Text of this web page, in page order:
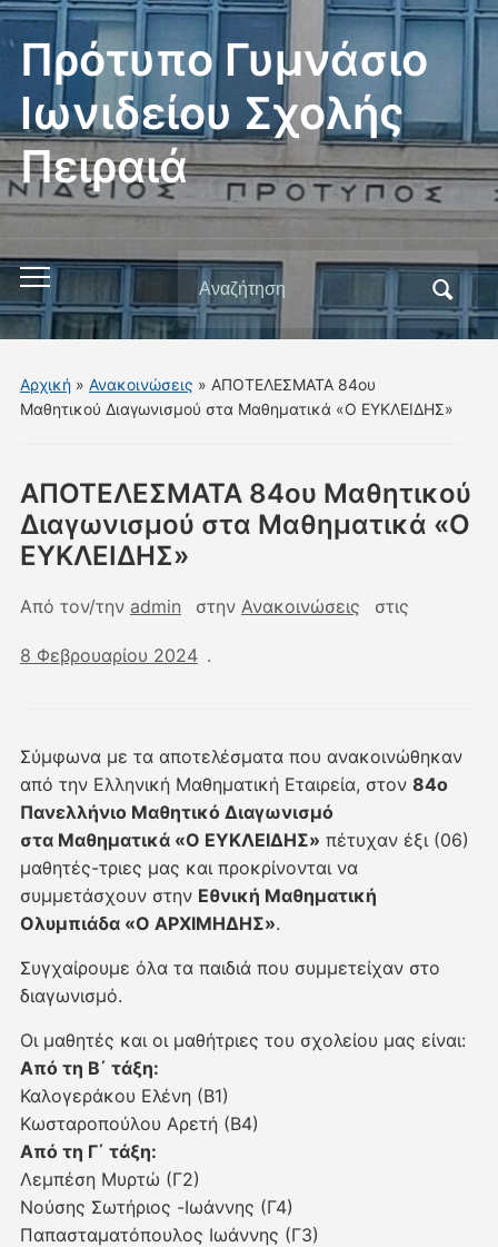
Πρότυπο Γυμνάσιο
Ιωνιδείου Σχολής
Πειραιά
Εναλλαγή
του
μενού
για
κινητά
Αναζήτηση
για:
Αρχική» Ανακοινώσεις » ΑΠΟΤΕΛΕΣΜΑΤΑ 84ου
Μαθητικού Διαγωνισμού στα Μαθηματικά «Ο ΕΥΚΛΕΙΔΗΣ»
ΑΠΟΤΕΛΕΣΜΑΤΑ 84ου Μαθητικού
Διαγωνισμού στα Μαθηματικά «Ο
ΕΥΚΛΕΙΔΗΣ»
Από τον/την admin στην Ανακοινώσεις στις
8 Φεβρουαρίου 2024 .
Σύμφωνα με τα αποτελέσματα που ανακοινώθηκαν
από την Ελληνική Μαθηματική Εταιρεία, στον 84ο
Πανελλήνιο Μαθητικό Διαγωνισμό
στα Μαθηματικά «Ο ΕΥΚΛΕΙΔΗΣ» πέτυχαν έξι (06)
μαθητές-τριες μας και προκρίνονται να
συμμετάσχουν στην Εθνική Μαθηματική
Ολυμπιάδα «Ο ΑΡΧΙΜΗΔΗΣ».
Συγχαίρουμε όλα τα παιδιά που συμμετείχαν στο
διαγωνισμό.
Οι μαθητές και οι μαθήτριες του σχολείου μας είναι:
Από τη Β΄ τάξη:
Καλογεράκου Ελένη (Β1)
Κωσταροπούλου Αρετή (Β4)
Από τη Γ΄ τάξη:
Λεμπέση Μυρτώ (Γ2)
Νούσης Σωτήριος -Ιωάννης (Γ4)
Παπασταματόπουλος Ιωάννης (Γ3)